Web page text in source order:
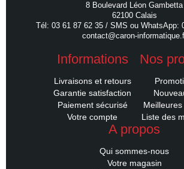
8 Boulevard Léon Gambetta
62100 Calais
Tél: 03 61 87 62 35 / SMS ou WhatsApp:
contact@caron-
Informations
Livraisons et retours
Garantie satisfaction
Paiement sécurisé
Votre compte
Nos
Liste des
A propos
Qui sommes-nous
Votre magasin